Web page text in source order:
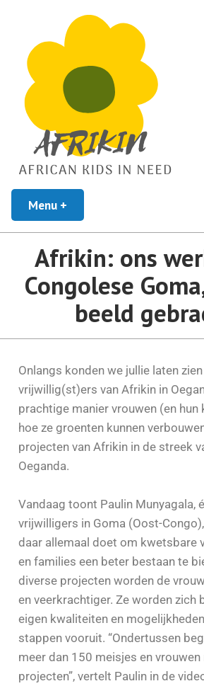
Afrikin
Menu +
Afrikin: ons
Congolese
beeld
Onlangs konden we jullie laten
vrijwillig(st)ers van Afrikin in
prachtige manier vrouwen (en hun
hoe ze groenten kunnen
projecten van Afrikin in de streek
Oeganda.
Vandaag toont Paulin Munyagala,
vrijwilligers in Goma (Oost-
daar allemaal doet om kwetsbare
en families een beter bestaan te
diverse projecten worden de
en veerkrachtiger. Ze worden zich
eigen kwaliteiten en
stappen vooruit. “Ondertussen
meer dan 150 meisjes en
projecten”, vertelt Paulin in de